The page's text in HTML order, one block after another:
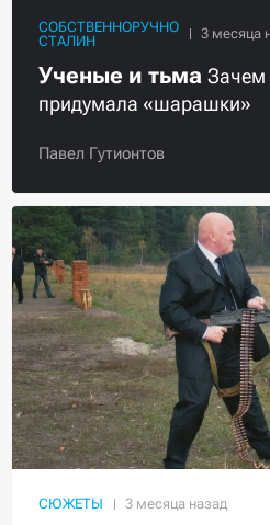
СОБСТВЕННОРУЧНО
СТАЛИН
Ученые и тьма Зачем
придумала «шарашки»
Павел Гутионтов
СЮЖЕТЫ